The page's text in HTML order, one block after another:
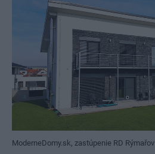
ModerneDomy.sk, zastúpenie RD Rýmařov